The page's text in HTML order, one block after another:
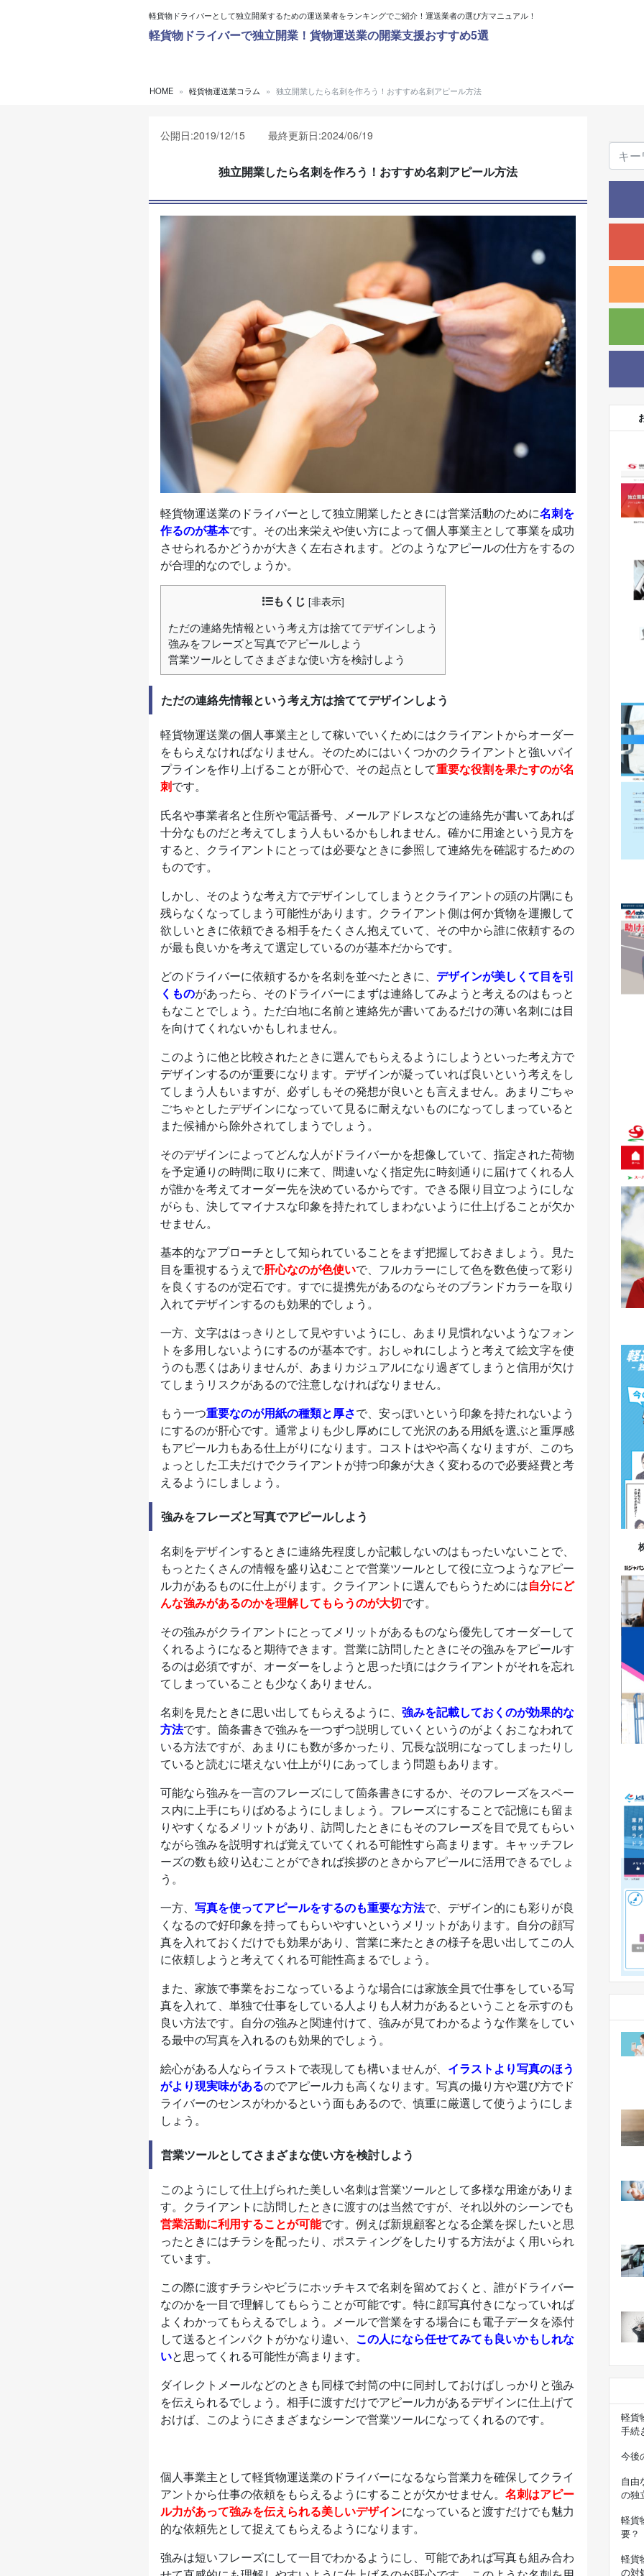
軽貨物ドライバーとして独立開業するための運送業者をランキングでご紹介！運送業者の選び方マニュアル！
軽貨物ドライバーで独立開業！貨物運送業の開業支援おすすめ5選
HOME 軽貨物運送業コラム 独立開業したら名刺を作ろう！おすすめ名刺アピール方法
公開日:2019/12/15 最終更新日:2024/06/19
独立開業したら名刺を作ろう！おすすめ名刺アピール方法
軽貨物運送業のドライバーとして独立開業したときには営業活動のために名刺を
作るのが基本です。その出来栄えや使い方によって個人事業主として事業を成功
させられるかどうかが大きく左右されます。どのようなアピールの仕方をするの
が合理的なのでしょうか。
もくじ [非表示]
ただの連絡先情報という考え方は捨ててデザインしよう
強みをフレーズと写真でアピールしよう
営業ツールとしてさまざまな使い方を検討しよう
ただの連絡先情報という考え方は捨ててデザインしよう
軽貨物運送業の個人事業主として稼いでいくためにはクライアントからオーダー
をもらえなければなりません。そのためにはいくつかのクライアントと強いパイ
プラインを作り上げることが肝心で、その起点として重要な役割を果たすのが名
刺です。
氏名や事業者名と住所や電話番号、メールアドレスなどの連絡先が書いてあれば
十分なものだと考えてしまう人もいるかもしれません。確かに用途という見方を
すると、クライアントにとっては必要なときに参照して連絡先を確認するための
ものです。
しかし、そのような考え方でデザインしてしまうとクライアントの頭の片隅にも
残らなくなってしまう可能性があります。クライアント側は何か貨物を運搬して
欲しいときに依頼できる相手をたくさん抱えていて、その中から誰に依頼するの
が最も良いかを考えて選定しているのが基本だからです。
どのドライバーに依頼するかを名刺を並べたときに、 デザインが美しくて目を引
くものがあったら、そのドライバーにまずは連絡してみようと考えるのはもっと
もなことでしょう。ただ白地に名前と連絡先が書いてあるだけの薄い名刺には目
を向けてくれないかもしれません。
このように他と比較されたときに選んでもらえるようにしようといった考え方で
デザインするのが重要になります。デザインが凝っていれば良いという考えをし
てしまう人もいますが、必ずしもその発想が良いとも言えません。あまりごちゃ
ごちゃとしたデザインになっていて見るに耐えないものになってしまっていると
また候補から除外されてしまうでしょう。
そのデザインによってどんな人がドライバーかを想像していて、指定された荷物
を予定通りの時間に取りに来て、間違いなく指定先に時刻通りに届けてくれる人
が誰かを考えてオーダー先を決めているからです。できる限り目立つようにしな
がらも、決してマイナスな印象を持たれてしまわないように仕上げることが欠か
せません。
基本的なアプローチとして知られていることをまず把握しておきましょう。見た
目を重視するうえで肝心なのが色使いで、フルカラーにして色を数色使って彩り
を良くするのが定石です。すでに提携先があるのならそのブランドカラーを取り
入れてデザインするのも効果的でしょう。
一方、文字ははっきりとして見やすいようにし、あまり見慣れないようなフォン
トを多用しないようにするのが基本です。おしゃれにしようと考えて絵文字を使
うのも悪くはありませんが、あまりカジュアルになり過ぎてしまうと信用が欠け
てしまうリスクがあるので注意しなければなりません。
もう一つ重要なのが用紙の種類と厚さで、安っぽいという印象を持たれないよう
にするのが肝心です。通常よりも少し厚めにして光沢のある用紙を選ぶと重厚感
もアピール力もある仕上がりになります。コストはやや高くなりますが、このち
ょっとした工夫だけでクライアントが持つ印象が大きく変わるので必要経費と考
えるようにしましょう。
強みをフレーズと写真でアピールしよう
名刺をデザインするときに連絡先程度しか記載しないのはもったいないことで、
もっとたくさんの情報を盛り込むことで営業ツールとして役に立つようなアピー
ル力があるものに仕上がります。クライアントに選んでもらうためには自分にど
んな強みがあるのかを理解してもらうのが大切です。
その強みがクライアントにとってメリットがあるものなら優先してオーダーして
くれるようになると期待できます。営業に訪問したときにその強みをアピールす
るのは必須ですが、オーダーをしようと思った頃にはクライアントがそれを忘れ
てしまっていることも少なくありません。
名刺を見たときに思い出してもらえるように、 強みを記載しておくのが効果的な
方法です。箇条書きで強みを一つずつ説明していくというのがよくおこなわれて
いる方法ですが、あまりにも数が多かったり、冗長な説明になってしまったりし
ていると読むに堪えない仕上がりにあってしまう問題もあります。
可能なら強みを一言のフレーズにして箇条書きにするか、そのフレーズをスペー
ス内に上手にちりばめるようにしましょう。フレーズにすることで記憶にも留ま
りやすくなるメリットがあり、訪問したときにもそのフレーズを目で見てもらい
ながら強みを説明すれば覚えていてくれる可能性すら高まります。キャッチフレ
ーズの数も絞り込むことができれば挨拶のときからアピールに活用できるでしょ
う。
一方、 写真を使ってアピールをするのも重要な方法で、デザイン的にも彩りが良
くなるので好印象を持ってもらいやすいというメリットがあります。自分の顔写
真を入れておくだけでも効果があり、営業に来たときの様子を思い出してこの人
に依頼しようと考えてくれる可能性高まるでしょう。
また、家族で事業をおこなっているような場合には家族全員で仕事をしている写
真を入れて、単独で仕事をしている人よりも人材力があるということを示すのも
良い方法です。自分の強みと関連付けて、強みが見てわかるような作業をしてい
る最中の写真を入れるのも効果的でしょう。
絵心がある人ならイラストで表現しても構いませんが、 イラストより写真のほう
がより現実味があるのでアピール力も高くなります。写真の撮り方や選び方でド
ライバーのセンスがわかるという面もあるので、慎重に厳選して使うようにしま
しょう。
営業ツールとしてさまざまな使い方を検討しよう
このようにして仕上げられた美しい名刺は営業ツールとして多様な用途がありま
す。クライアントに訪問したときに渡すのは当然ですが、それ以外のシーンでも
営業活動に利用することが可能です。例えば新規顧客となる企業を探したいと思
ったときにはチラシを配ったり、ポスティングをしたりする方法がよく用いられ
ています。
この際に渡すチラシやビラにホッチキスで名刺を留めておくと、誰がドライバー
なのかを一目で理解してもらうことが可能です。特に顔写真付きになっていれば
よくわかってもらえるでしょう。メールで営業をする場合にも電子データを添付
して送るとインパクトがかなり違い、 この人になら任せてみても良いかもしれな
いと思ってくれる可能性が高まります。
ダイレクトメールなどのときも同様で封筒の中に同封しておけばしっかりと強み
を伝えられるでしょう。相手に渡すだけでアピール力があるデザインに仕上げて
おけば、このようにさまざまなシーンで営業ツールになってくれるのです。
個人事業主として軽貨物運送業のドライバーになるなら営業力を確保してクライ
アントから仕事の依頼をもらえるようにすることが欠かせません。 名刺はアピー
ル力があって強みを伝えられる美しいデザインになっていると渡すだけでも魅力
的な依頼先として捉えてもらえるようになります。
強みは短いフレーズにして一目でわかるようにし、可能であれば写真も組み合わ
軽貨
手続
今後
自由
の独
軽貨
要？
軽貨
の対